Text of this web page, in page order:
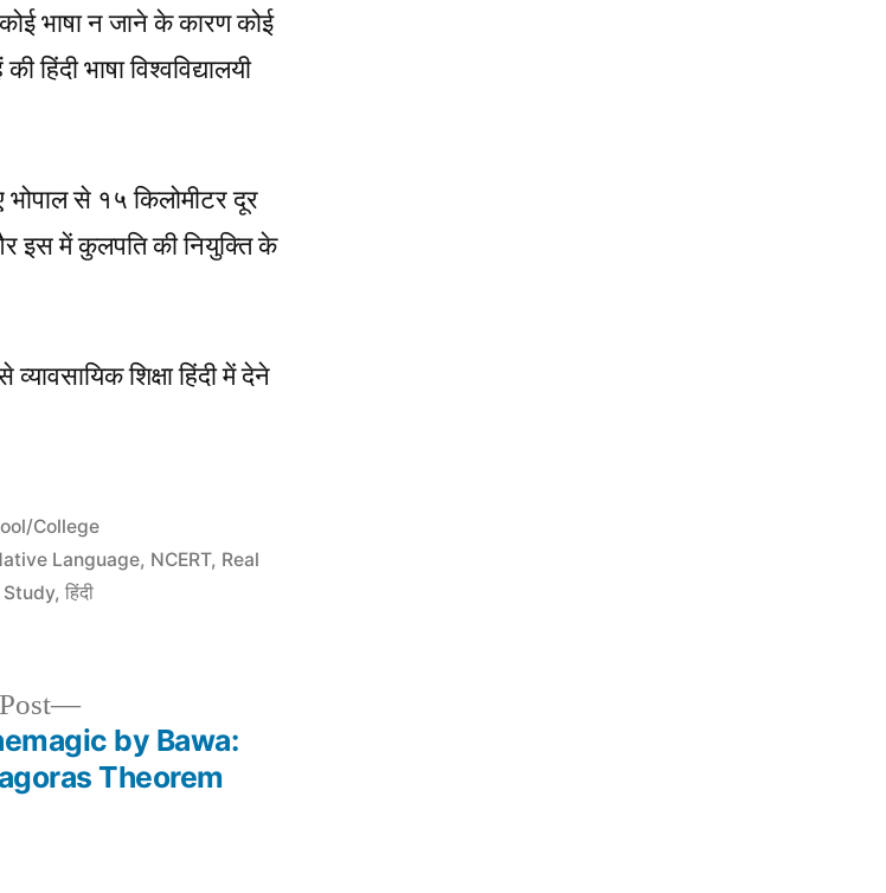
भाषा न जाने के कारण कोई
भाषा विश्वविद्यालयी
भोपाल से १५ किलोमीटर दूर
इस में कुलपति की नियुक्ति के
व्यावसायिक शिक्षा हिंदी में देने
College
Language, NCERT, Real
Study,हिंदी
Next
post:by Bawa:
Theorem